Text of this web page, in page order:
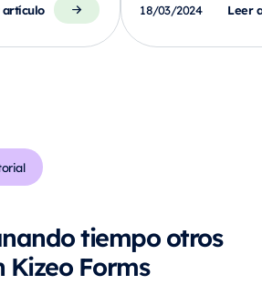
artículo 18/03/2024 Leer
tiempo otros
Kizeo Forms